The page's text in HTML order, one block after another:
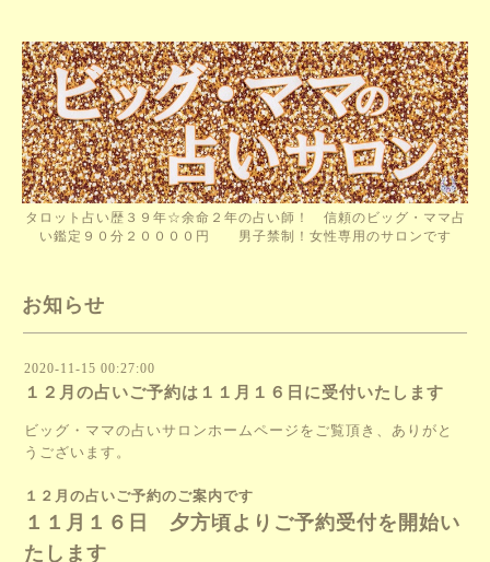
タロット占い歴３９年☆余命２年の占い師！ 信頼のビッグ・ママ占
い鑑定９０分２００００円 男子禁制！女性専用のサロンです
お知らせ
2020-11-15 00:27:00
１２月の占いご予約は１１月１６日に受付いたします
ビッグ・ママの占いサロンホームページをご覧頂き、ありがと
うございます。
１２月の占いご予約のご案内です
１１月１６日 夕方頃よりご予約受付を開始い
たします